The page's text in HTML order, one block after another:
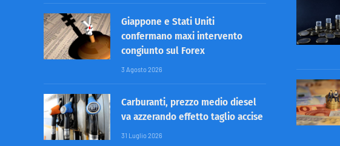
Giappone e Stati Uniti
confermano maxi intervento
congiunto sul Forex
3 Agosto 2026
Carburanti, prezzo medio diesel
va azzerando effetto taglio accise
31 Luglio 2026